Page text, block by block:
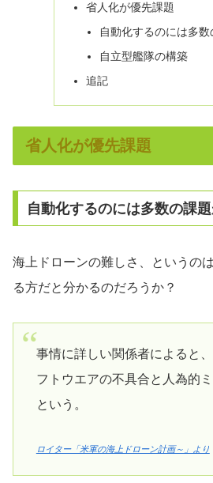
省人化が優先課題
自動化するのには多数
自立型艦隊の構築
追記
省人化が優先課題
自動化するのには多数の課
海上ドローンの難しさ、というの
る方だと分かるのだろうか？
事情に詳しい関係者によると
フトウエアの不具合と人為的
という。
ロイター「米軍の海上ドローン計画～」より